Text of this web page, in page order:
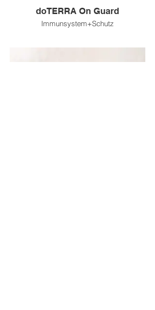
doTERRA On Guard
Immunsystem+Schutz